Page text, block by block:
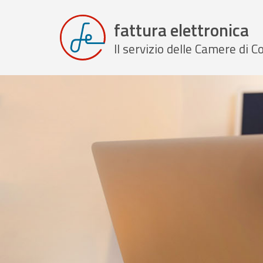
fattura elettronica
Il servizio delle Camere di